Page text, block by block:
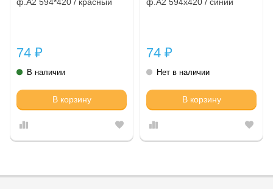
74 ₽
В наличии
В корзину
74 ₽
Нет в наличии
В корзину